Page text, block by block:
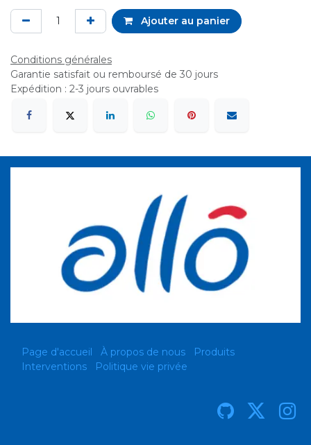
Ajouter au panier
Conditions générales
Garantie satisfait ou remboursé de 30 jours
Expédition : 2-3 jours ouvrables
Page d'accueil À propos de nous
Produits
Interventions
Politique vie privée